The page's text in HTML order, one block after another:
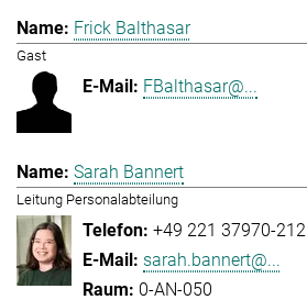
Frick Balthasar
Gast
FBalthasar@...
Sarah Bannert
Leitung Personalabteilung
+49 221 37970-212
sarah.bannert@...
0-AN-050